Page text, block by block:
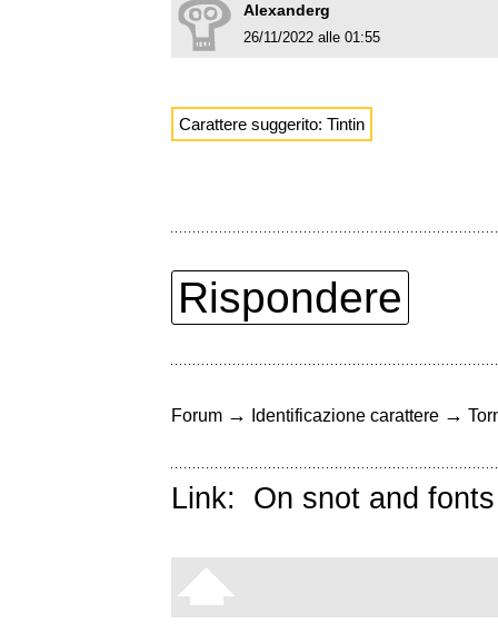
Alexanderg
26/11/2022 alle 01:55
Carattere suggerito: Tintin
Rispondere
Forum → Identificazione carattere →
Link: On snot and fonts